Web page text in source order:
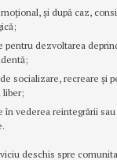
și după caz,
pentru dezvoltarea
socializare, recreare și
liber;
în vederea reintegrării
deschis spre